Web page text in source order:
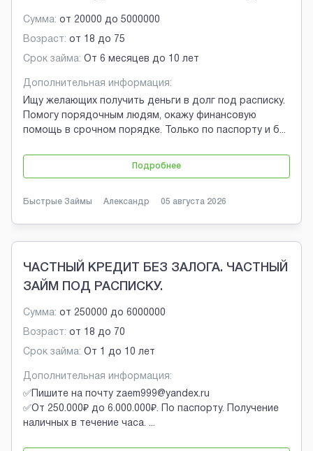
Сумма: от 20000 до 5000000
Возраст: от 18 до 75
Срок займа: От 6 месяцев до 10 лет
Дополнительная информация:
Ищу желающих получить деньги в долг под расписку.
Помогу порядочным людям, окажу финансовую
помощь в срочном порядке. Только по паспорту и б...
Подробнее
Быстрые Займы Александр 05 августа 2026
ЧАСТНЫЙ КРЕДИТ БЕЗ ЗАЛОГА. ЧАСТНЫЙ
ЗАЙМ ПОД РАСПИСКУ.
Сумма: от 250000 до 6000000
Возраст: от 18 до 70
Срок займа: От 1 до 10 лет
Дополнительная информация:
✅Пишите на почту zaem999@yandex.ru
✅От 250.000₽ до 6.000.000₽. По паспорту. Получение
наличных в течение часа. ...